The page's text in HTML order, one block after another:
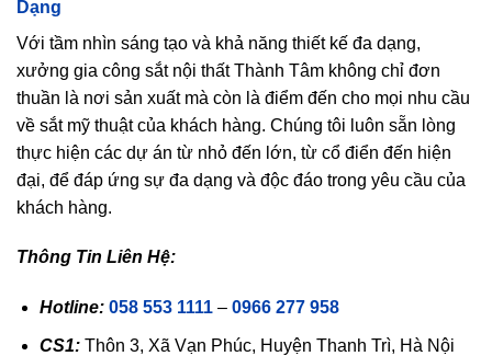
Dạng
Với tầm nhìn sáng tạo và khả năng thiết kế đa dạng,
xưởng gia công sắt nội thất Thành Tâm không chỉ đơn
thuần là nơi sản xuất mà còn là điểm đến cho mọi nhu cầu
về sắt mỹ thuật của khách hàng. Chúng tôi luôn sẵn lòng
thực hiện các dự án từ nhỏ đến lớn, từ cổ điển đến hiện
đại, để đáp ứng sự đa dạng và độc đáo trong yêu cầu của
khách hàng.
Thông Tin Liên Hệ:
Hotline: 058 553 1111– 0966 277 958
CS1:Thôn 3, Xã Vạn Phúc, Huyện Thanh Trì, Hà Nội